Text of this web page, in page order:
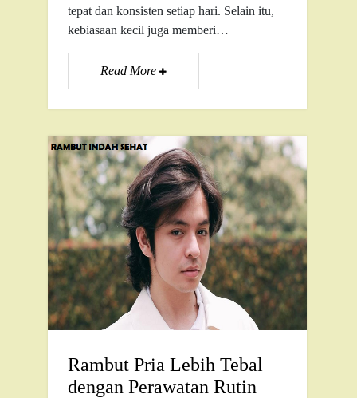
tepat dan konsisten setiap hari. Selain itu,
kebiasaan kecil juga memberi…
Read More
Rambut Pria Lebih Tebal
dengan Perawatan Rutin